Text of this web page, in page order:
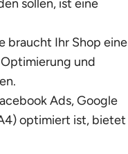
sollen, ist eine
braucht Ihr Shop eine
und
Ads, Google
optimiert ist, bietet